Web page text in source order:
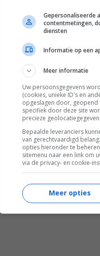
Manco Kapak, is
en andere mensen
Gepersonaliseerde
contentmetingen,
diensten
Informatie op een
Meer informatie
Uw persoonsgegevens
(cookies, unieke ID's en
opgeslagen door,
specifiek door deze site
precieze
Bepaalde leveranciers
van gerechtvaardigd
opties hieronder te
sitemenu naar een link om
via de privacy- en cookie-
Meer opties